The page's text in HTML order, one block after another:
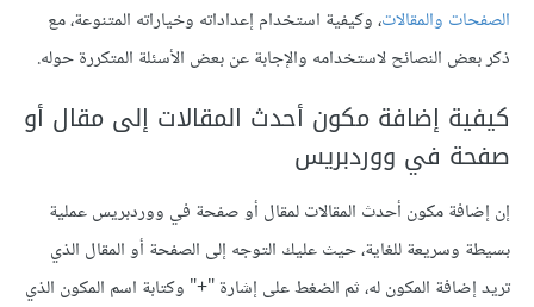
الصفحات والمقالات، وكيفية استخدام إعداداته وخياراته المتنوعة، مع
ذكر بعض النصائح لاستخدامه والإجابة عن بعض الأسئلة المتكررة حوله.
كيفية إضافة مكون أحدث المقالات إلى مقال أو
صفحة في ووردبريس
إن إضافة مكون أحدث المقالات لمقال أو صفحة في ووردبريس عملية
بسيطة وسريعة للغاية، حيث عليك التوجه إلى الصفحة أو المقال الذي
تريد إضافة المكون له، ثم الضغط على إشارة "+" وكتابة اسم المكون الذي